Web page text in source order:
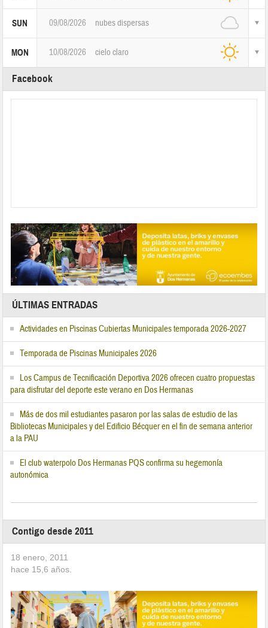
SUN 09/08/2026 nubes dispersas
MON 10/08/2026 cielo claro
Facebook
ÚLTIMAS ENTRADAS
Actividades en Piscinas Cubiertas Municipales temporada 2026-2027
Temporada de Piscinas Municipales 2026
Los Campus de Tecnificación Deportiva 2026 ofrecen cuatro propuestas
para disfrutar del deporte este verano en Dos Hermanas
Más de dos mil estudiantes pasaron por las salas de estudio de las
Bibliotecas Municipales y del Edificio Bécquer en el fin de semana anterior
a la PAU
El club waterpolo Dos Hermanas PQS confirma su hegemonía
autonómica
Contigo desde 2011
18 enero, 2011
hace 15,6 años.